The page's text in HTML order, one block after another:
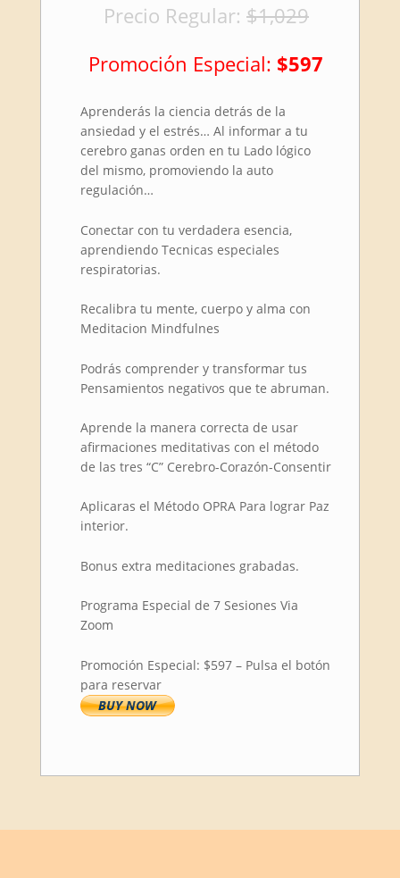
Precio Regular: $1,029
Promoción Especial: $597
Aprenderás la ciencia detrás de la
ansiedad y el estrés… Al informar a tu
cerebro ganas orden en tu Lado lógico
del mismo, promoviendo la auto
regulación…
Conectar con tu verdadera esencia,
aprendiendo Tecnicas especiales
respiratorias.
Recalibra tu mente, cuerpo y alma con
Meditacion Mindfulnes
Podrás comprender y transformar tus
Pensamientos negativos que te abruman.
Aprende la manera correcta de usar
afirmaciones meditativas con el método
de las tres “C” Cerebro-Corazón-Consentir
Aplicaras el Método OPRA Para lograr Paz
interior.
Bonus extra meditaciones grabadas.
Programa Especial de 7 Sesiones Via
Zoom
Promoción Especial: $597 – Pulsa el botón
para reservar